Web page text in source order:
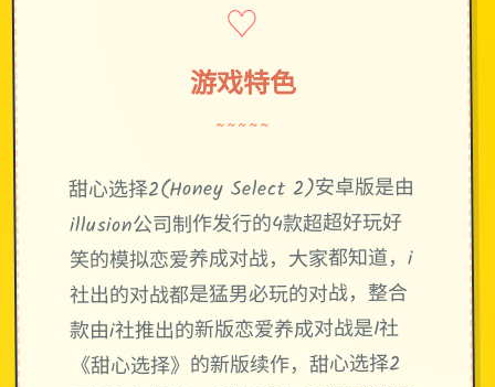
♡
游戏特色
~~~~~
甜心选择2(Honey Select 2)安卓版是由
illusion公司制作发行的4款超超好玩好
笑的模拟恋爱养成对战，大家都知道，i
社出的对战都是猛男必玩的对战，整合
款由i社推出的新版恋爱养成对战是I社
《甜心选择》的新版续作，甜心选择2